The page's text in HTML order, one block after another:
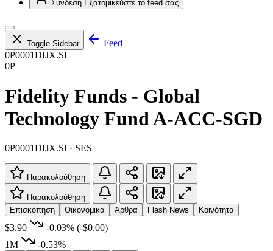
Σύνδεση Εξατομικεύστε το feed σας
Toggle Sidebar
Feed
0P0001DIJX.SI
0P
Fidelity Funds - Global
Technology Fund A-ACC-SGD
0P0001DIJX.SI · SES
Παρακολούθηση
Παρακολούθηση
Επισκόπηση
Οικονομικά Άρθρα Flash News Κοινότητα
$3.90 -0.03% (-$0.00)
1M
-0.53%